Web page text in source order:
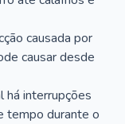
causada por
causar desde
há interrupções
tempo durante o